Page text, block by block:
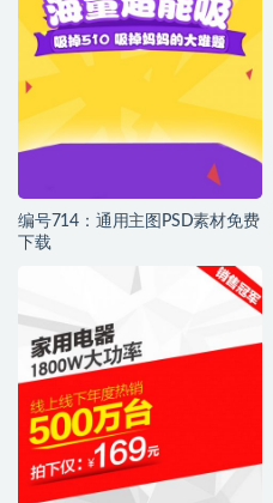
编号714：通用主图PSD素材免费
下载